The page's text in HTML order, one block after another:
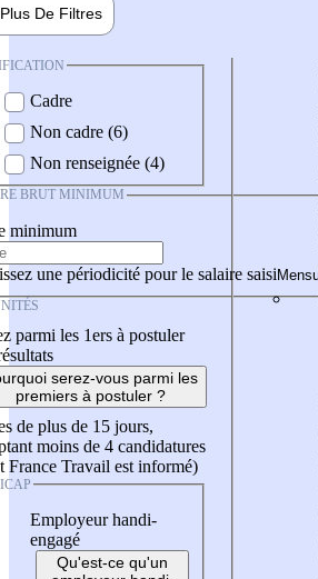
Plus De Filtres
Cadre
Non cadre (6)
Non renseignée (4)
BRUT MINIMUM
minimum
une périodicité pour le salaire saisi
parmi les 1ers à postuler
serez-vous parmi les
premiers à postuler ?
de plus de 15 jours,
moins de 4 candidatures
France Travail est informé)
Employeur handi-
engagé
Qu'est-ce qu'un